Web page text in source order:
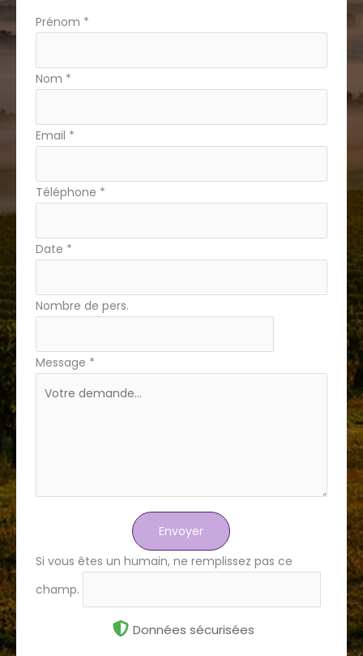
Formulaire
avec
téléphone
Prénom *
Nom *
Email *
Téléphone *
Date *
Nombre de pers.
Message *
Envoyer
Si vous êtes un humain, ne remplissez pas ce
champ.
Données sécurisées